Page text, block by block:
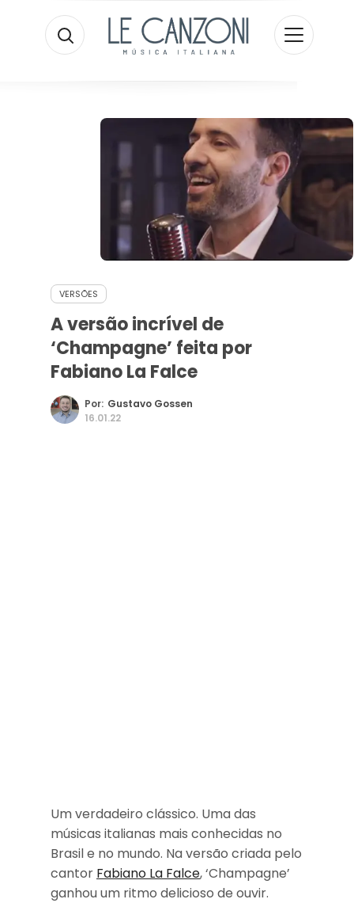
VERSÕES
A versão incrível de
‘Champagne’ feita por
Fabiano La Falce
Por: Gustavo Gossen
16.01.22
Um verdadeiro clássico. Uma das
músicas italianas mais conhecidas no
Brasil e no mundo. Na versão criada pelo
cantor Fabiano La Falce, ‘Champagne’
ganhou um ritmo delicioso de ouvir.